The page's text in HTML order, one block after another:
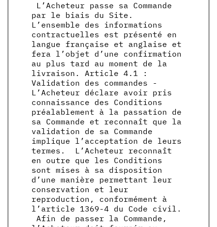
L’Acheteur passe sa Commande
par le biais du Site.
L’ensemble des informations
contractuelles est présenté en
langue française et anglaise et
fera l’objet d’une confirmation
au plus tard au moment de la
livraison. Article 4.1 :
Validation des commandes -
L’Acheteur déclare avoir pris
connaissance des Conditions
préalablement à la passation de
sa Commande et reconnaît que la
validation de sa Commande
implique l’acceptation de leurs
termes. L’Acheteur reconnaît
en outre que les Conditions
sont mises à sa disposition
d’une manière permettant leur
conservation et leur
reproduction, conformément à
l’article 1369-4 du Code civil.
Afin de passer la Commande,